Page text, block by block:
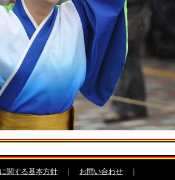
関する基本方針 ｜ お問い合わせ ｜